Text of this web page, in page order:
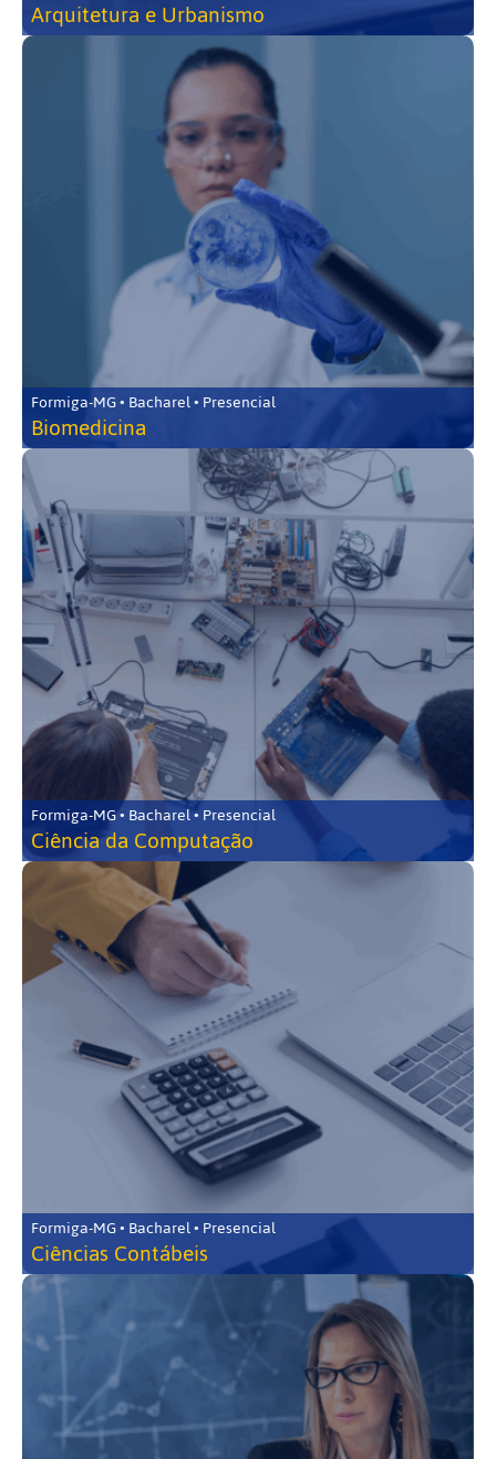
Arquitetura e Urbanismo
Formiga-MG • Bacharel • Presencial
Biomedicina
Formiga-MG • Bacharel • Presencial
Ciência da Computação
Formiga-MG • Bacharel • Presencial
Ciências Contábeis